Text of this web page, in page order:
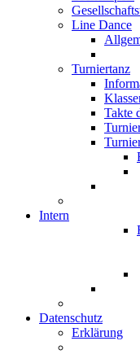
Line Dance
Turniertanz
Takte
Intern
Datenschutz
Erklärung